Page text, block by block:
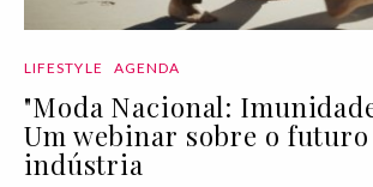
LIFESTYLE AGENDA
"Moda Nacional:
Um webinar sobre o
indústria